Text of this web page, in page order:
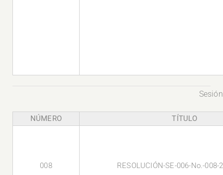
NÚMERO TÍTULO
008 RESOLUCIÓN-SE-006-No.-008-